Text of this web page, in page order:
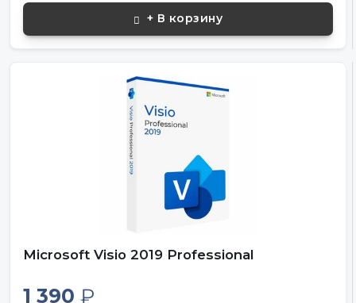
+ В корзину
Microsoft Visio 2019 Professional
1 390 ₽